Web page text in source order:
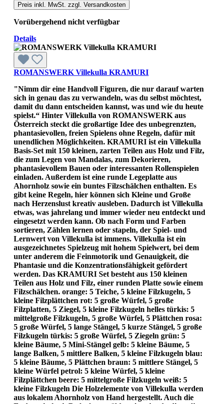
Preis inkl. MwSt. zzgl. Versandkosten
Vorübergehend nicht verfügbar
Details
ROMANSWERK Villekulla KRAMURI
"Nimm dir eine Handvoll Figuren, die nur darauf warten
sich in genau das zu verwandeln, was du selbst möchtest,
damit du dann entscheiden kannst, was und wie du heute
spielst.“ Hinter Villekulla von ROMANSWERK aus
Österreich steckt die großartige Idee des unbegrenzten,
phantasievollen, freien Spielens ohne Regeln, dafür mit
unendlichen Möglichkeiten. KRAMURI ist ein Villekulla
Basis-Set mit 150 kleinen, zarten Teilen aus Holz und Filz,
die zum Legen von Mandalas, zum Dekorieren,
phantasievollem Bauen oder interessanten Rollenspielen
einladen. Außerdem ist eine runde Legeplatte aus
Ahornholz sowie ein buntes Filzschälchen enthalten. Es
gibt keine Regeln, hier können sich Kleine und Große
nach Herzenslust kreativ ausleben. Dadurch ist Villekulla
etwas, was jahrelang und immer wieder neu entdeckt und
eingesetzt werden kann. Ob nach Form und Farben
sortieren, Zählen lernen oder stapeln, der Spiel- und
Lernwert von Villekulla ist immens. Villekulla ist ein
ausgezeichnetes Spielzeug mit hohem Spielwert, bei dem
unter anderem die Feinmotorik und Genauigkeit, die
Phantasie und die Konzentrationsfähigkeit gefördert
werden. Das KRAMURI Set besteht aus 150 kleinen
Teilen aus Holz und Filz, einer runden Platte sowie einem
Filzschälchen. orange: 5 Teiche, 5 kleine Filzkugeln, 5
kleine Filzplättchen rot: 5 große Würfel, 5 große
Filzplatten, 5 Ziegel, 5 kleine Filzkugeln helles türkis: 5
mittelgroße Filzkugeln, 5 große Würfel, 5 Plättchen rosa:
5 große Würfel, 5 lange Stängel, 5 kurze Stängel, 5 große
Filzkugeln türkis: 5 große Würfel, 5 Ziegeln grün: 5
kleine Bäume, 5 Mini-Stängel gelb: 5 kleine Bäume, 5
lange Balken, 5 mittlere Balken, 5 kleine Filzkugeln blau:
5 kleine Bäume, 5 Plättchen braun: 5 mittlere Stängel, 5
kleine Würfel petrol: 5 kleine Würfel, 5 kleine
Filzplättchen beere: 5 mittelgroße Filzkugeln weiß: 5
kleine Filzkugeln Die Holzelemente von Villekulla werden
aus lokalem Ahornholz von Hand hergestellt. Auch die